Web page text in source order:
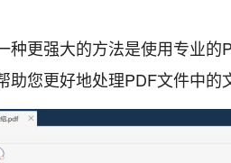
更强大的方法是使用专业
您更好地处理PDF文件中的